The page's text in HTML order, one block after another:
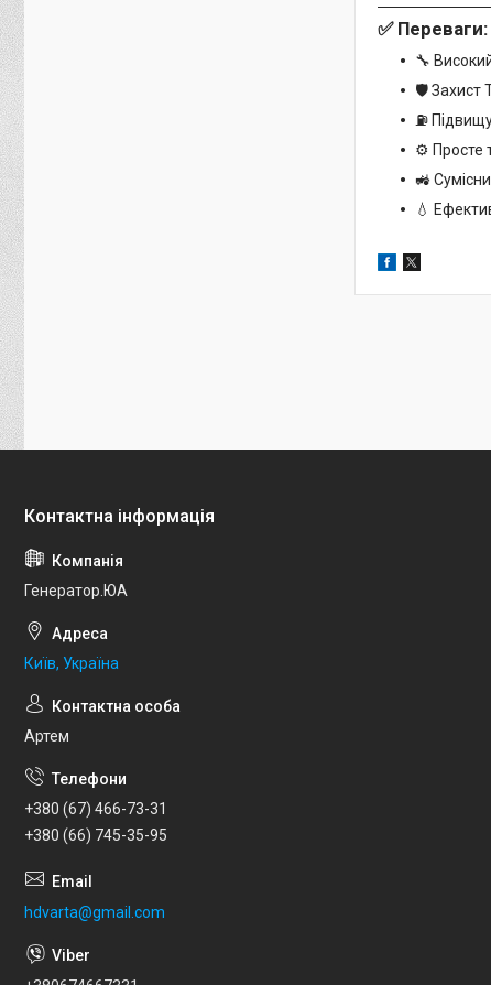
✅ Переваги:
🔧
🛡 Захист
⛽
⚙️ Просте
🚜
💧
Генератор.ЮА
Київ, Україна
Артем
+380 (67) 466-73-31
+380 (66) 745-35-95
hdvarta@gmail.com